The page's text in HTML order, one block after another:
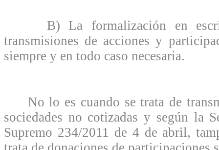
B) La formalización en
transmisiones de acciones y
siempre y en todo caso necesaria.
No lo es cuando se trata de
sociedades no cotizadas y según la
Supremo 234/2011 de 4 de abril,